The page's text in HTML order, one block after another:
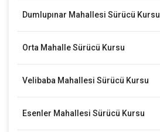
Dumlupınar Mahallesi Sürücü Kursu
Orta Mahalle Sürücü Kursu
Velibaba Mahallesi Sürücü Kursu
Esenler Mahallesi Sürücü Kursu